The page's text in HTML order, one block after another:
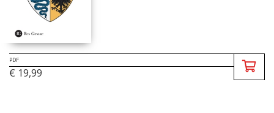
PDF
€ 19,99